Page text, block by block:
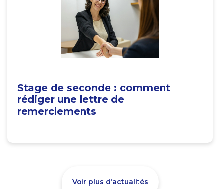
Stage de seconde : comment
rédiger une lettre de
remerciements
Voir plus d'actualités